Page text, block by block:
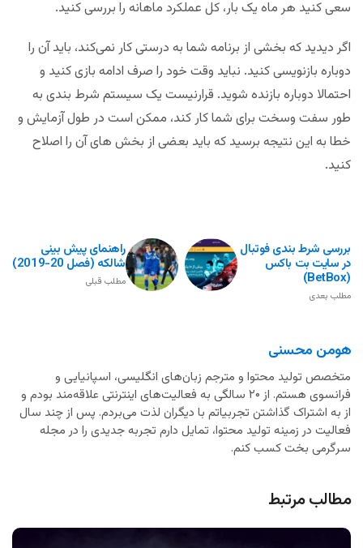
سعی کنید هر ماه یک بار، کل عملکرد ماهانه را بررسی کنید.
اگر دیدید که بخشی از برنامه شما به درستی کار نمی‌کند، باید آن را
دوباره بازنویسی کنید. نباید وقت خود را صرف ادامه بازی کنید و
احتمالا دوباره بازنده شوید. قرارنیست یک سیستم شرط بندی به
طور سفت وسخت برای شما کار کند، ممکن است در طول آزمایش و
خطا به این نتیجه برسید که باید بعضی از بخش های آن را اصلاح
کنید.
راهنمای پیش بینی
شالکه (فصل 20-2019)
مطلب قبلی
بررسی شرط بندی فوتبال
در سایت بت باکس
(BetBox)
مطلب بعدی
هومن محسنی
متخصص تولید محتوا و مترجم زبان‌های انگلیسی، اسپانیایی و
فرانسوی هستم. از ۲۰ سالگی به فعالیت‌های اینترنتی علاقه‌مند بودم و
از به اشتراک گذاشتن تجربیاتم با دیگران لذت می‌بردم. پس از چند سال
فعالیت در زمینه تولید محتوا، تمایل دارم تجربه جدیدی را در مجله
سرگرمی بخت کسب کنم.
مطالب مرتبط